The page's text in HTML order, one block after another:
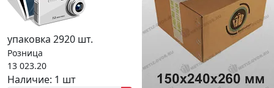
упаковка 2920 шт.
Розница
13 023.20
Наличие: 1 шт